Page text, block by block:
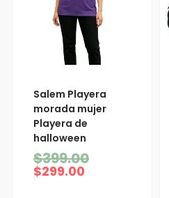
Salem Playera
morada mujer
Playera de
halloween
$399.00
El
precio
original
$299.00
El
precio
actual
es:
$299.00.